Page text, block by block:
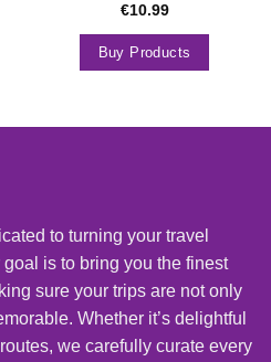
€10.99
Buy Products
to turning your travel
is to bring you the finest
sure your trips are not only
Whether it’s delightful
we carefully curate every